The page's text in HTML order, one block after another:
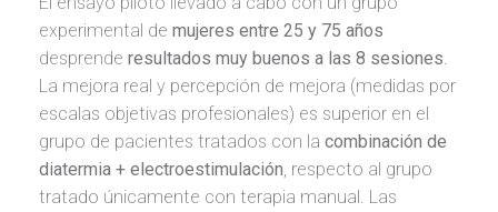
experimental de mujeres entre 25 y 75 años
desprende resultados muy buenos a las 8 sesiones.
La mejora real y percepción de mejora (medidas por
escalas objetivas profesionales) es superior en el
grupo de pacientes tratados con la combinación de
diatermia + electroestimulación, respecto al grupo
tratado únicamente con terapia manual. Las